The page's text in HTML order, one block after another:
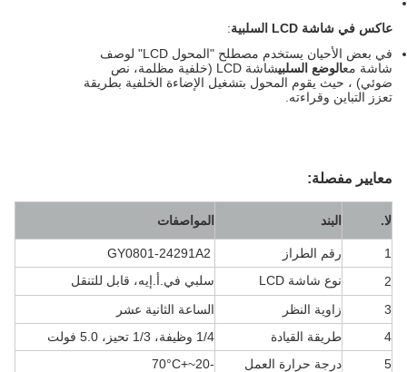
عاكس في شاشة LCD السلبية
:
في بعض الأحيان يستخدم مصطلح "المحول LCD" لوصف
شاشة معالوضع السلبي
شاشة LCD (خلفية مظلمة، نص
ضوئي) ، حيث يقوم المحول بتشغيل الإضاءة الخلفية بطريقة
تعزز التباين وقراءته.
معايير مفصلة:
لا. البند المواصفات
1 رقم الطراز
GY0801-24291A2
2
نوع شاشة LCD
سلبي في.أ.إيه، قابل للتنقل
3
زاوية النظر
الساعة الثانية عشر
4
طريقة القيادة
1/4 وظيفة، 1/3 تحيز، 5.0 فولت
5
درجة حرارة العمل -20~+70
°C